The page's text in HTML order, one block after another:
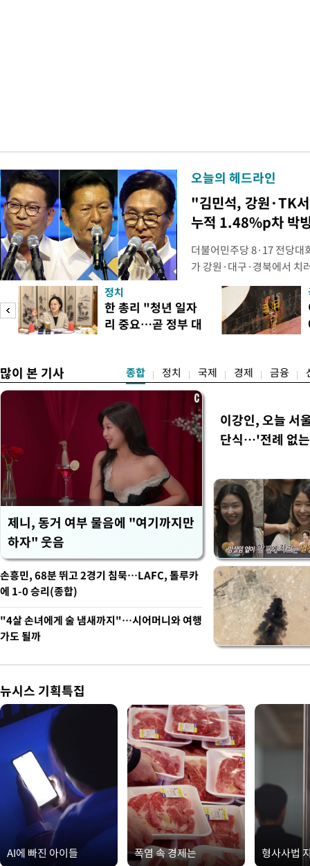
오늘의 헤드라인
"김민석, 강원·TK
누적 1.48%p차 박
더불어민주당 8·17 전당대
가 강원·대구·경북에서 치
48.54%(1만8977표)를 얻
를 1622표(4.14%p) 차로
·인천 권리당원 투표에서
적 합산(가중치 미반영)에
정치
한 총리 "청년 일자
리 중요…곧 정부 대
많이 본 기사 종합 정치 국제 경제 금융
제니, 동거 여부 물음에 "여기까지만
하자" 웃음
이강인, 오늘 서
단식…'전례 없
손흥민, 68분 뛰고 2경기 침묵…LAFC, 톨루카
에 1-0 승리(종합)
"4살 손녀에게 술 냄새까지"…시어머니와 여행
가도 될까
뉴시스 기획특집
AI에 빠진 아이들 폭염 속 경제는 형사사법